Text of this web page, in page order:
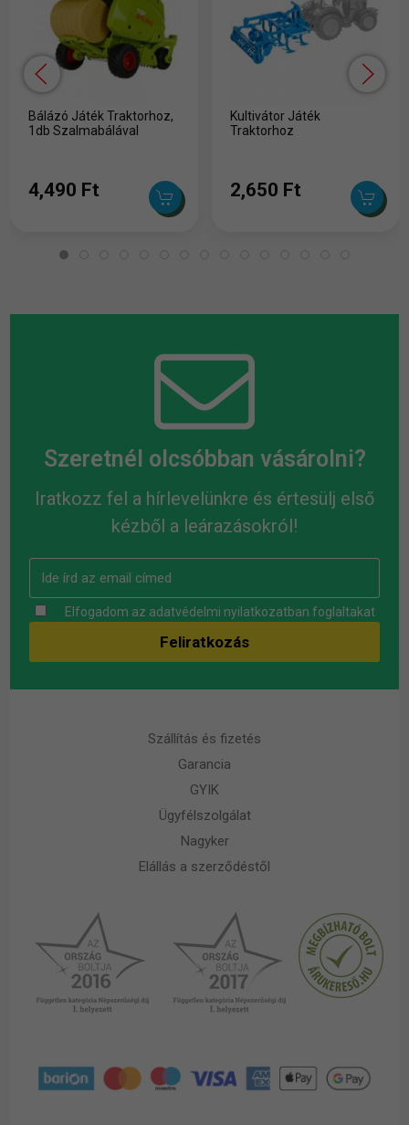
Bálázó Játék Traktorhoz,
1db Szalmabálával
4,490 Ft
Kultivátor Játék
Traktorhoz
2,650 Ft
Szeretnél olcsóbban vásárolni?
Iratkozz fel a hírlevelünkre és értesülj első
kézből a leárazásokról!
Elfogadom az adatvédelmi nyilatkozatban foglaltakat
Szállítás és fizetés
Garancia
GYIK
Ügyfélszolgálat
Nagyker
Elállás a szerződéstől